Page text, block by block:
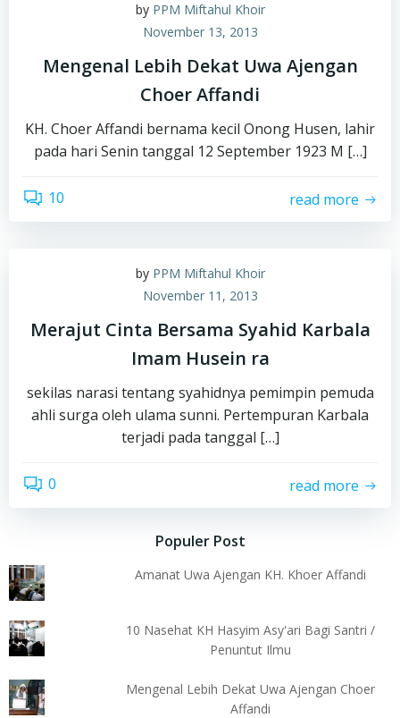
by PPM Miftahul Khoir
November 13, 2013
Mengenal Lebih Dekat Uwa Ajengan
Choer Affandi
KH. Choer Affandi bernama kecil Onong Husen, lahir
pada hari Senin tanggal 12 September 1923 M […]
10 read more
by PPM Miftahul Khoir
November 11, 2013
Merajut Cinta Bersama Syahid Karbala
Imam Husein ra
sekilas narasi tentang syahidnya pemimpin pemuda
ahli surga oleh ulama sunni. Pertempuran Karbala
terjadi pada tanggal […]
0 read more
Populer Post
Amanat Uwa Ajengan KH. Khoer Affandi
10 Nasehat KH Hasyim Asy'ari Bagi Santri /
Penuntut Ilmu
Mengenal Lebih Dekat Uwa Ajengan Choer
Affandi